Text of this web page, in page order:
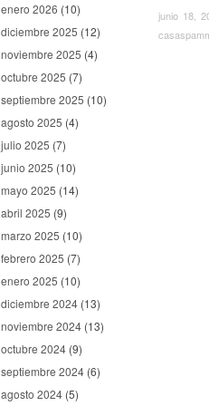
enero 2026 (10)
diciembre 2025 (12)
noviembre 2025 (4)
octubre 2025 (7)
septiembre 2025 (10)
agosto 2025 (4)
julio 2025 (7)
junio 2025 (10)
mayo 2025 (14)
abril 2025 (9)
marzo 2025 (10)
febrero 2025 (7)
enero 2025 (10)
diciembre 2024 (13)
noviembre 2024 (13)
octubre 2024 (9)
septiembre 2024 (6)
agosto 2024 (5)
junio 18,